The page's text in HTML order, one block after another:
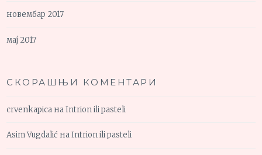
новембар 2017
мај 2017
СКОРАШЊИ КОМЕНТАРИ
crvenkapica наIntrion ili pasteli
Asim Vugdalić наIntrion ili pasteli